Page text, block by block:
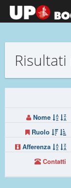
Nome
Ruolo
Afferenza
Contatti